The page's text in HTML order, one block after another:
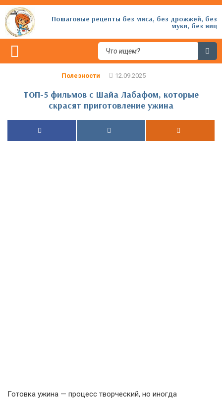
Пошаговые рецепты без мяса, без дрожжей, без
муки, без яиц
Полезности
ТОП-5 фильмов с Шайа Лабафом, которые
скрасят приготовление ужина
Готовка ужина — процесс творческий, но иногда